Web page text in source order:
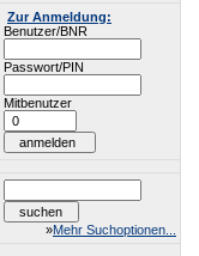
Zur Anmeldung:
Benutzer/BNR
Passwort/PIN
Mitbenutzer
»Mehr Suchoptionen...